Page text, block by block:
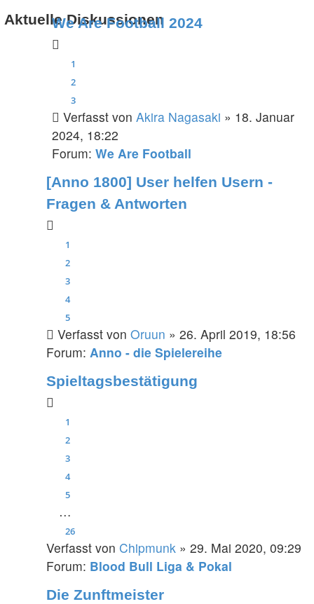
Aktuelle Diskussionen
We Are Football 2024
1
2
3
Verfasst von Akira Nagasaki » 18. Januar
2024, 18:22
Forum: We Are Football
[Anno 1800] User helfen Usern -
Fragen & Antworten
1
2
3
4
5
Verfasst von Oruun » 26. April 2019, 18:56
Forum: Anno - die Spielereihe
Spieltagsbestätigung
1
2
3
4
5
…
26
Verfasst von Chipmunk » 29. Mai 2020, 09:29
Forum: Blood Bull Liga & Pokal
Die Zunftmeister